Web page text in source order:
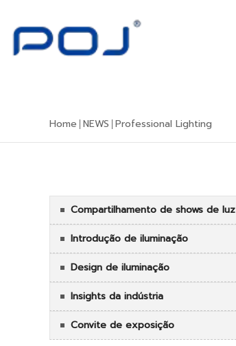
Home NEWS Professional Lighting
Compartilhamento de shows de luz
Introdução de iluminação
Design de iluminação
Insights da indústria
Convite de exposição